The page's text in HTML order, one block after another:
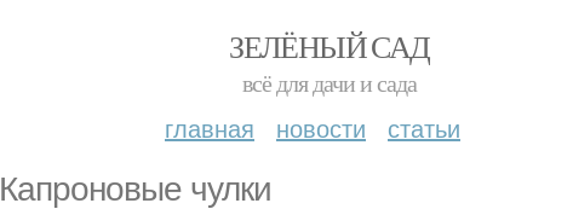
ЗЕЛЁНЫЙ САД
всё для дачи и сада
главная новости статьи
Капроновые чулки